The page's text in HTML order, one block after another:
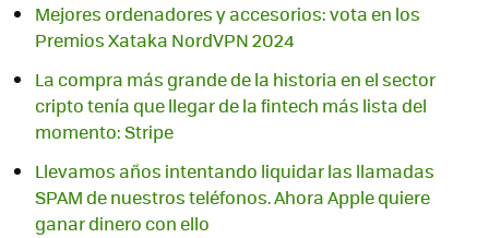
Mejores ordenadores y accesorios: vota en los
Premios Xataka NordVPN 2024
La compra más grande de la historia en el sector
cripto tenía que llegar de la fintech más lista del
momento: Stripe
Llevamos años intentando liquidar las llamadas
SPAM de nuestros teléfonos. Ahora Apple quiere
ganar dinero con ello